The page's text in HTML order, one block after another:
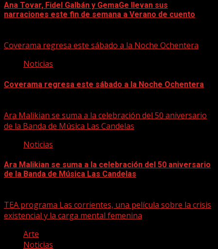
Ana Tovar, Fidel Galbán y GemaGe llevan sus
narraciones este fin de semana a Verano de cuento
Coverama regresa este sábado a la Noche Ochentera
Noticias
Coverama regresa este sábado a la Noche Ochentera
Ara Malikian se suma a la celebración del 50 aniversario
de la Banda de Música Las Candelas
Noticias
Ara Malikian se suma a la celebración del 50 aniversario
de la Banda de Música Las Candelas
TEA programa Las corrientes, una película sobre la crisis
existencial y la carga mental femenina
Arte
Noticias